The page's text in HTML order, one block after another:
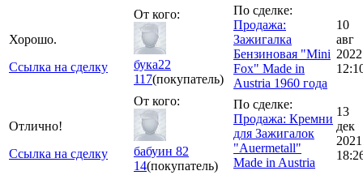
Хорошо.
Ссылка на сделку
От кого:
бука22
117(покупатель)
По сделке:
Продажа:
Зажигалка
Бензиновая "Mini
Fox" Made in
Austria 1960 года
10
авг
2022
Отлично!
Ссылка на сделку
От кого:
бабуин 82
14(покупатель)
По сделке:
Продажа: Кремни
для Зажигалок
"Аuermetall"
Made in Austria
13
дек
2021